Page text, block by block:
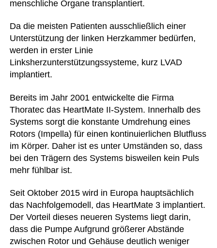
menschliche Organe transplantiert.
Da die meisten Patienten ausschließlich einer
Unterstützung der linken Herzkammer bedürfen,
werden in erster Linie
Linksherzunterstützungssysteme, kurz LVAD
implantiert.
Bereits im Jahr 2001 entwickelte die Firma
Thoratec das HeartMate II-System. Innerhalb des
Systems sorgt die konstante Umdrehung eines
Rotors (Impella) für einen kontinuierlichen Blutfluss
im Körper. Daher ist es unter Umständen so, dass
bei den Trägern des Systems bisweilen kein Puls
mehr fühlbar ist.
Seit Oktober 2015 wird in Europa hauptsächlich
das Nachfolgemodell, das HeartMate 3 implantiert.
Der Vorteil dieses neueren Systems liegt darin,
dass die Pumpe Aufgrund größerer Abstände
zwischen Rotor und Gehäuse deutlich weniger